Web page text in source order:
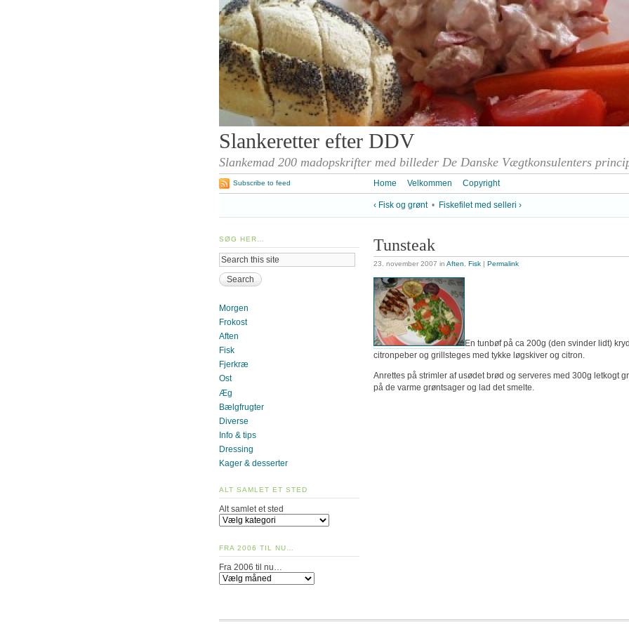
Slankeretter efter DDV
Slankemad 200 madopskrifter med billeder De Danske Vægtkonsulenters
Home Velkommen Copyright
Subscribe to feed
‹ Fisk og grønt • Fiskefilet med selleri ›
Tunsteak
23. november 2007 in Aften Fisk | Permalink
En tunbøf på ca 200g (den svinder lidt)
citronpeber og grillsteges med tykke løgskiver og citron.
Anrettes på strimler af usødet brød og serveres med 300g letkogt
på de varme grøntsager og lad det smelte.
SØG HER…
Morgen
Frokost
Aften
Fisk
Fjerkræ
Ost
Æg
Bælgfrugter
Diverse
Info & tips
Dressing
Kager & desserter
ALT SAMLET ET STED
Alt samlet et sted
FRA 2006 TIL NU…
Fra 2006 til nu…